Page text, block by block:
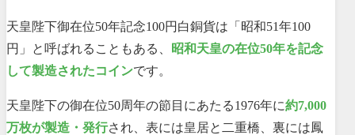
天皇陛下御在位50年記念100円白銅貨は「昭和51年100
円」と呼ばれることもある、
昭和天皇の在位50年を記念
して製造されたコインです。
天皇陛下の御在位50周年の節目にあたる1976年に約7,000
万枚が製造・発行され、表には皇居と二重橋、裏には鳳